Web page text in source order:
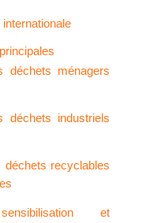
déchets ménagers
déchets industriels
déchets recyclables
et